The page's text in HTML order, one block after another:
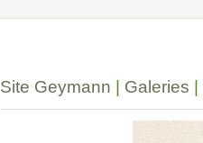
Site Geymann Galeries